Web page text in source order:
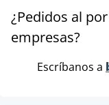
¿Pedidos al
empresas?
Escríbanos a